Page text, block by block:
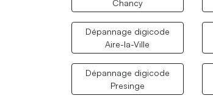
Chancy
Dépannage digicode
Aire-la-Ville
Dépannage digicode
Presinge